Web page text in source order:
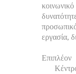
κοινωνικό
εργασία,